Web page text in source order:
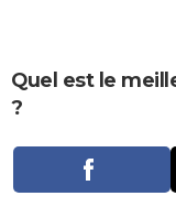
Carte de Noël
Carte Bonne année
Carte Saint-Valentin
Carte Pâques
Carte d'anniversaire
DICTIONNAIRE
Dictionnaire
Biographies
Citations
Expressions
Proverbes
PROGRAMME TV
Quel est le
?